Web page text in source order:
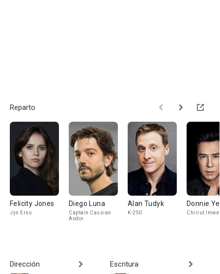
Reparto
Felicity Jones
Jyn Erso
Diego Luna
Captain Cassian
Andor
Alan Tudyk
K-2SO
Donnie
Chirrut Imwe
Dirección
Escritura